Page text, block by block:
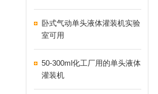
卧式气动单头液体灌装机实验
室可用
50-300ml化工厂用的单头液体
灌装机